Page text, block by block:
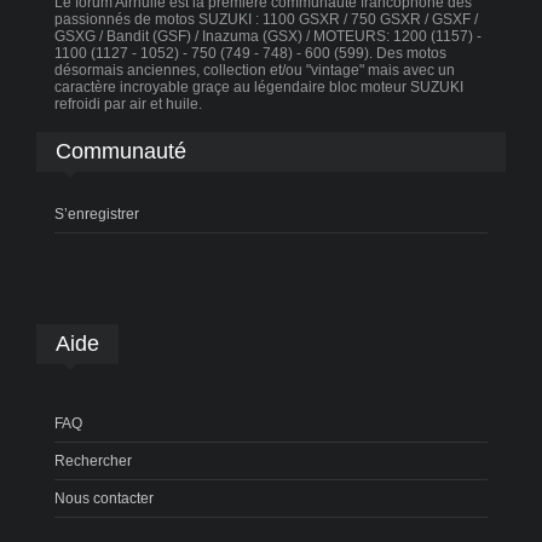
passionnés de motos SUZUKI : 1100 GSXR / 750 GSXR / GSXF /
GSXG / Bandit (GSF) / Inazuma (GSX) / MOTEURS: 1200 (1157) -
1100 (1127 - 1052) - 750 (749 - 748) - 600 (599). Des motos
désormais anciennes, collection et/ou "vintage" mais avec un
caractère incroyable graçe au légendaire bloc moteur SUZUKI
refroidi par air et huile.
Communauté
S’enregistrer
Aide
FAQ
Rechercher
Nous contacter